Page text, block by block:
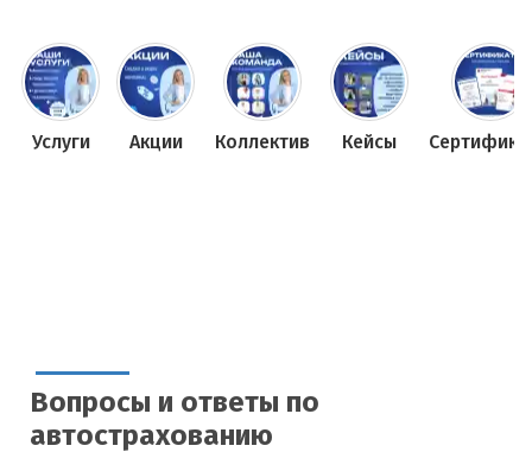
Услуги Акции Коллектив Кейсы
Вопросы и ответы по
автострахованию